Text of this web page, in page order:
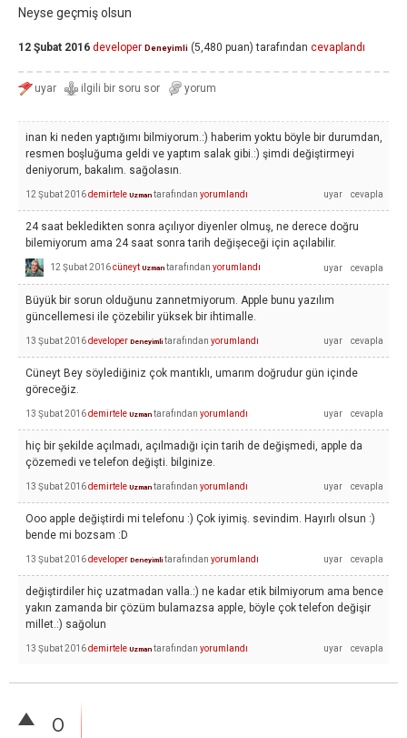
Neyse geçmiş olsun
12 Şubat 2016 developer Deneyimli (5,480 puan) tarafından cevaplandı
inan ki neden yaptığımı bilmiyorum.:) haberim yoktu böyle bir durumdan,
resmen boşluğuma geldi ve yaptım salak gibi.:) şimdi değiştirmeyi
deniyorum, bakalım. sağolasın.
12 Şubat 2016demirtele Uzman tarafından yorumlandı
24 saat bekledikten sonra açılıyor diyenler olmuş, ne derece doğru
bilemiyorum ama 24 saat sonra tarih değişeceği için açılabilir.
12 Şubat 2016cüneyt Uzman tarafından yorumlandı
Büyük bir sorun olduğunu zannetmiyorum. Apple bunu yazılım
güncellemesi ile çözebilir yüksek bir ihtimalle.
13 Şubat 2016developer Deneyimli tarafından yorumlandı
Cüneyt Bey söylediğiniz çok mantıklı, umarım doğrudur gün içinde
göreceğiz.
13 Şubat 2016demirtele Uzman tarafından yorumlandı
hiç bir şekilde açılmadı, açılmadığı için tarih de değişmedi, apple da
çözemedi ve telefon değişti. bilginize.
13 Şubat 2016demirtele Uzman tarafından yorumlandı
Ooo apple değiştirdi mi telefonu :) Çok iyimiş. sevindim. Hayırlı olsun :)
bende mi bozsam :D
13 Şubat 2016developer Deneyimli tarafından yorumlandı
değiştirdiler hiç uzatmadan valla.:) ne kadar etik bilmiyorum ama bence
yakın zamanda bir çözüm bulamazsa apple, böyle çok telefon değişir
millet.:) sağolun
13 Şubat 2016demirtele Uzman tarafından yorumlandı
0